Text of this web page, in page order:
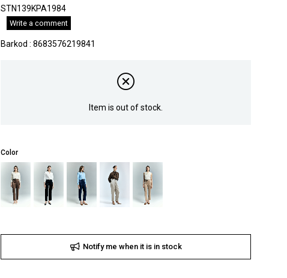
STN139KPA1984
Write a comment
Barkod : 8683576219841
Item is out of stock.
Color
Notify me when it is in stock